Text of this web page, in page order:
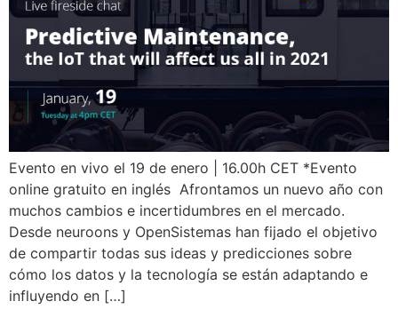
Evento en vivo el 19 de enero | 16.00h CET *Evento
online gratuito en inglés Afrontamos un nuevo año con
muchos cambios e incertidumbres en el mercado.
Desde neuroons y OpenSistemas han fijado el objetivo
de compartir todas sus ideas y predicciones sobre
cómo los datos y la tecnología se están adaptando e
influyendo en […]